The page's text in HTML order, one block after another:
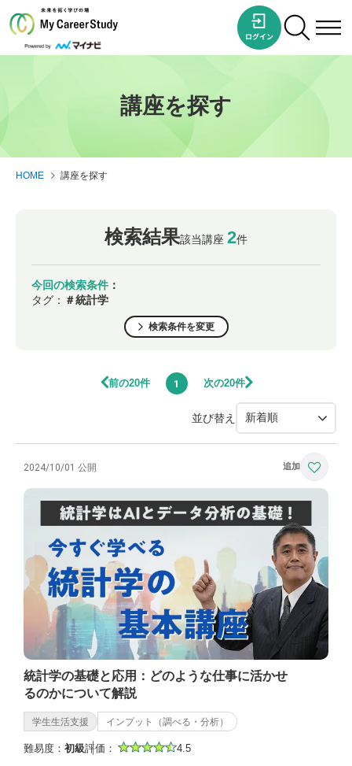
講座を探す
HOME 講座を探す
検索結果該当講座 2件
今回の検索条件 ：
タグ： ＃統計学
検索条件を変更
前の20件 1 次の20件
並び替え
2024/10/01 公開
統計学の基礎と応用：どのような仕事に活かせ
るのかについて解説
学生生活支援 インプット（調べる・分析）
難易度： 初級評価： 4.5